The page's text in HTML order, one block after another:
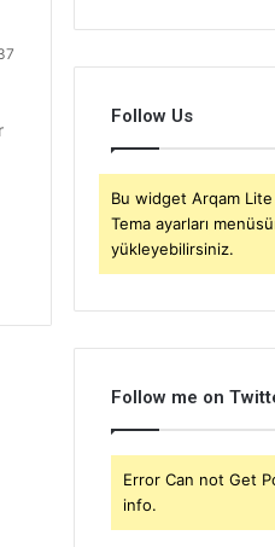
Follow Us
Bu widget Arqam
Tema ayarları
yükleyebilirsiniz.
Follow me on
Error Can not Get
info.